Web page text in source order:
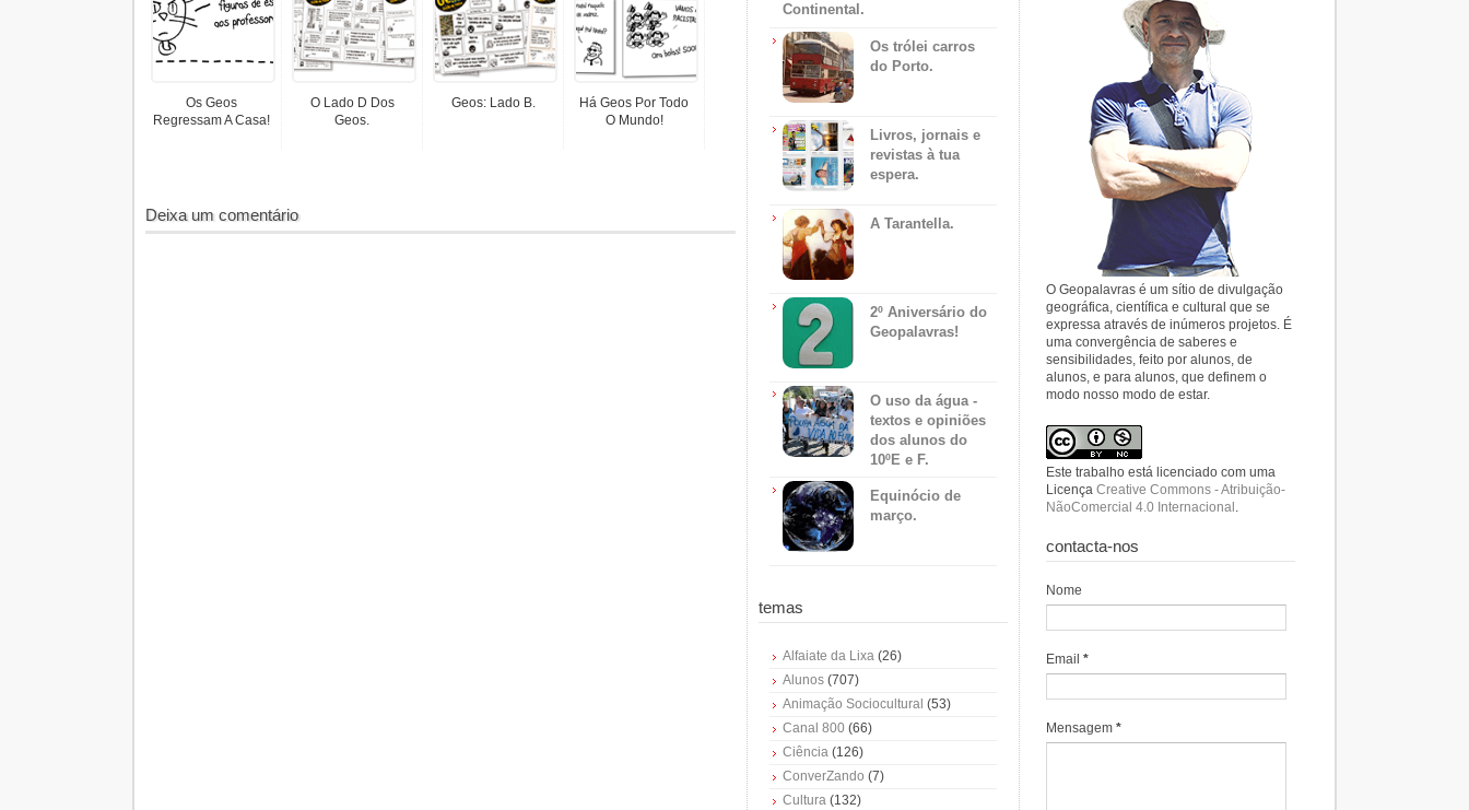
Os Geos
Regressam A Casa!
O Lado D Dos
Geos.
Geos: Lado B.
Há Geos Por Todo
O Mundo!
Deixa um comentário
Continental.
Os trólei carros
do Porto.
Livros, jornais e
revistas à tua
espera.
A Tarantella.
2º Aniversário do
Geopalavras!
O uso da água -
textos e opiniões
dos alunos do
10ºE e F.
Equinócio de
março.
temas
Alfaiate da Lixa (26)
Alunos (707)
Animação Sociocultural (53)
Canal 800 (66)
Ciência (126)
ConverZando (7)
Cultura (132)
O Geopalavras é um sítio de divulgação
geográfica, científica e cultural que se
expressa através de inúmeros projetos. É
uma convergência de saberes e
sensibilidades, feito por alunos, de
alunos, e para alunos, que definem o
modo nosso modo de estar.
Este trabalho está licenciado com uma
Licença Creative Commons - Atribuição-
NãoComercial 4.0 Internacional .
contacta-nos
Nome
Email *
Mensagem *